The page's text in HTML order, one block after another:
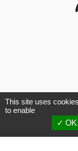
© Optique
This site uses
to enable
✓